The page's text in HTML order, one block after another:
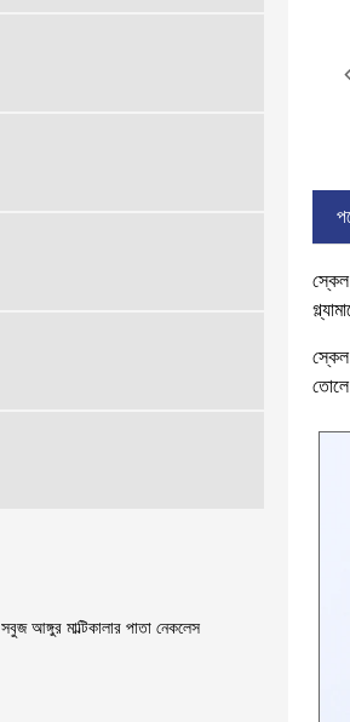
সবুজ আঙ্গুর মাল্টিকালার পাতা নেকলেস
স্কেল
স্কেল